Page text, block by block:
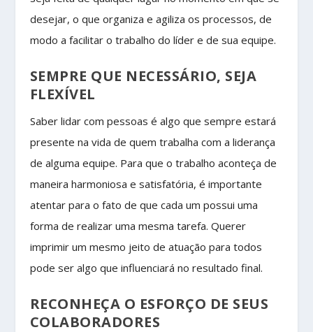
desejar, o que organiza e agiliza os processos, de
modo a facilitar o trabalho do líder e de sua equipe.
SEMPRE QUE NECESSÁRIO, SEJA
FLEXÍVEL
Saber lidar com pessoas é algo que sempre estará
presente na vida de quem trabalha com a liderança
de alguma equipe. Para que o trabalho aconteça de
maneira harmoniosa e satisfatória, é importante
atentar para o fato de que cada um possui uma
forma de realizar uma mesma tarefa. Querer
imprimir um mesmo jeito de atuação para todos
pode ser algo que influenciará no resultado final.
RECONHEÇA O ESFORÇO DE SEUS
COLABORADORES